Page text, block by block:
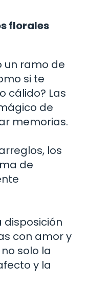
florales
un ramo de
si te
cálido? Las
de
memorias.
los
de
con amor y
solo la
y la